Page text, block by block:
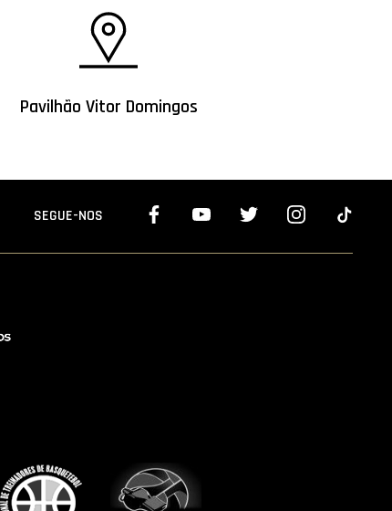
Pavilhão Vitor Domingos
SEGUE-NOS